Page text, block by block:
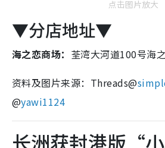
点击图片放大
▼分店地址▼
海之恋商场： 荃湾大河道100号海
资料及图片来源：Threads@
@yawi1124
长洲获封港版“